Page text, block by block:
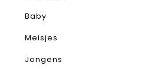
Baby
Meisjes
Jongens